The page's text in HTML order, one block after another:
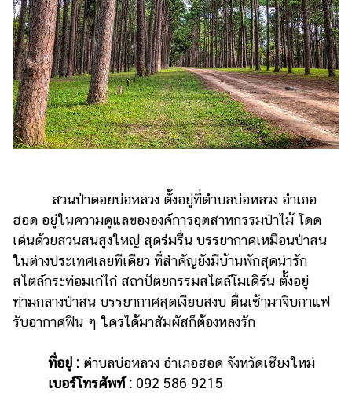
สวนป่าดอยบ่อหลวง ตั้งอยู่ที่ตำบลบ่อหลวง อำเภอ
ฮอด อยู่ในความดูแลขององค์การอุตสาหกรรมป่าไม้ โดด
เด่นด้วยสวนสนสูงใหญ่ สุดร่มรื่น บรรยากาศเหมือนป่าสน
ในต่างประเทศเลยทีเดียว ที่สำคัญยังมีบ้านพักสุดน่ารัก
สไตล์กระท่อมเก๋ไก๋ สถาปัตยกรรมสไตล์โมเดิร์น ตั้งอยู่
ท่ามกลางป่าสน บรรยากาศสุดเงียบสงบ ตื่นเช้ามาจิบกาแฟ
รับอากาศฟิน ๆ ใครได้มาสัมผัสก็ต้องหลงรัก
ที่อยู่ : ตำบลบ่อหลวง อำเภอฮอด จังหวัดเชียงใหม่
เบอร์โทรศัพท์ : 092 586 9215